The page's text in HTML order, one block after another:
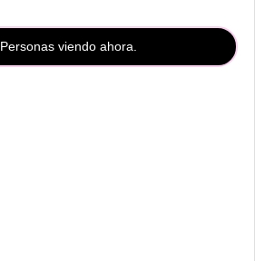
Personas viendo ahora.